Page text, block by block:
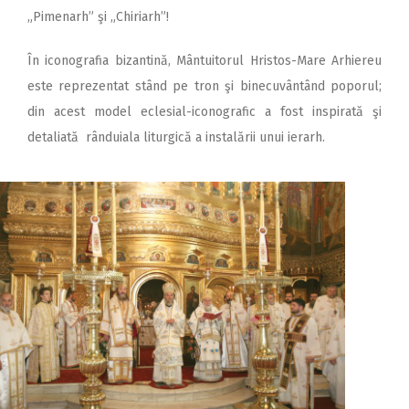
„Pimenarh” şi „Chiriarh”!
În iconografia bizantină, Mântuitorul Hristos-Mare Arhiereu
este reprezentat stând pe tron şi binecuvântând poporul;
din acest model eclesial-iconografic a fost inspirată şi
detaliată rânduiala liturgică a instalării unui ierarh.